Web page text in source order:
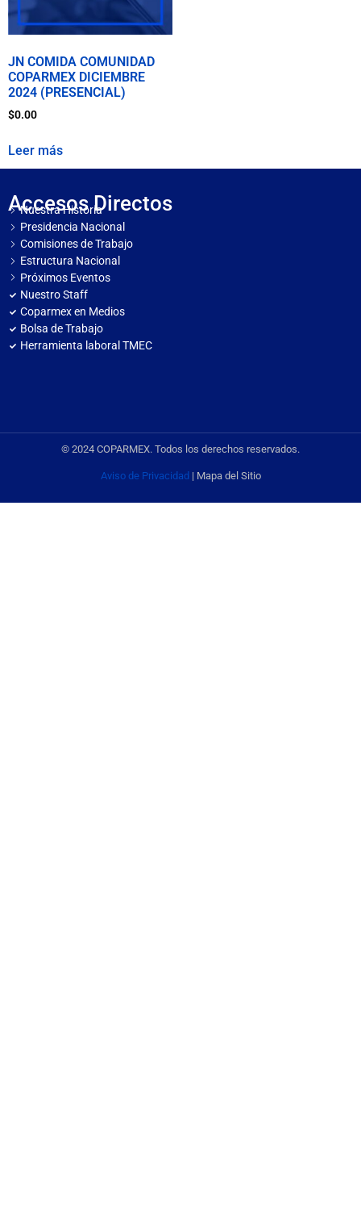
JN COMIDA COMUNIDAD
COPARMEX DICIEMBRE
2024 (PRESENCIAL)
$0.00
Leer más
Accesos Directos
Nuestra Historia
Presidencia Nacional
Comisiones de Trabajo
Estructura Nacional
Próximos Eventos
Nuestro Staff
Coparmex en Medios
Bolsa de Trabajo
Herramienta laboral TMEC
© 2024 COPARMEX. Todos los derechos reservados.
Aviso de Privacidad | Mapa del Sitio